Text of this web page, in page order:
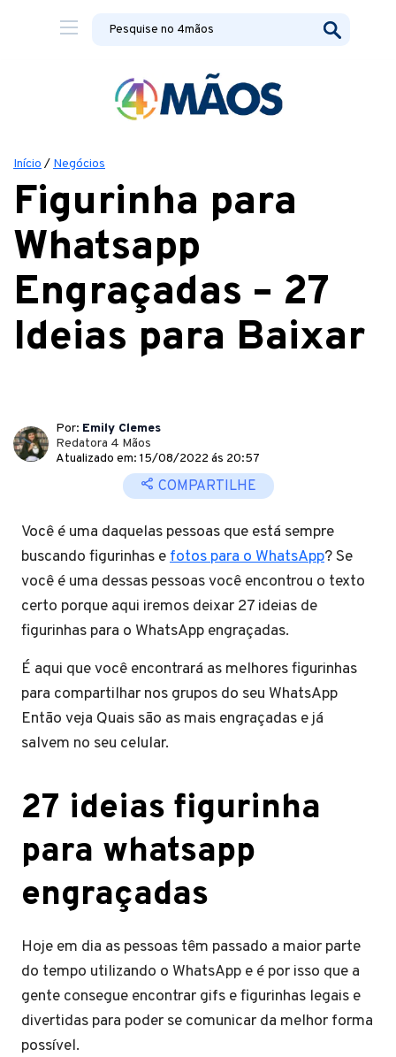
Início / Negócios
Figurinha para
Whatsapp
Engraçadas – 27
Ideias para Baixar
Por: Emily Clemes
Redatora 4 Mãos
Atualizado em: 15/08/2022 ás 20:57
COMPARTILHE
Você é uma daquelas pessoas que está sempre
buscando figurinhas efotos para o WhatsApp? Se
você é uma dessas pessoas você encontrou o texto
certo porque aqui iremos deixar 27 ideias de
figurinhas para o WhatsApp engraçadas.
É aqui que você encontrará as melhores figurinhas
para compartilhar nos grupos do seu WhatsApp
Então veja Quais são as mais engraçadas e já
salvem no seu celular.
27 ideias figurinha
para whatsapp
engraçadas
Hoje em dia as pessoas têm passado a maior parte
do tempo utilizando o WhatsApp e é por isso que a
gente consegue encontrar gifs e figurinhas legais e
divertidas para poder se comunicar da melhor forma
possível.